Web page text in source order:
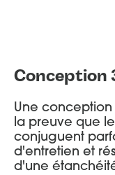
Conception
Une conception
la preuve que
conjuguent
d'entretien et
d'une